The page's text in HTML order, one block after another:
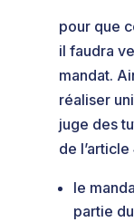
pour que
il faudra
mandat.
réaliser
juge des
de
le
partie